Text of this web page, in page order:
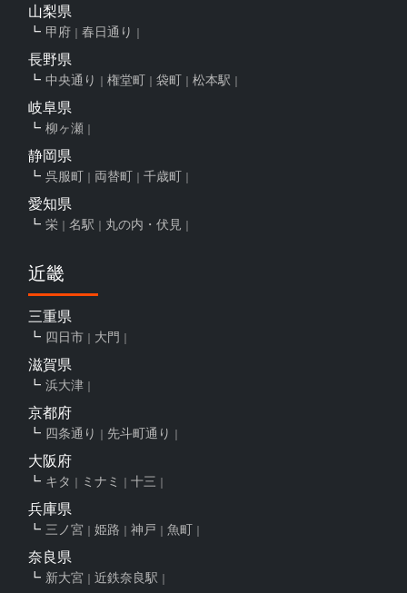
山梨県
甲府 春日通り
長野県
中央通り 権堂町 袋町 松本駅
岐阜県
柳ヶ瀬
静岡県
呉服町 両替町 千歳町
愛知県
栄 名駅 丸の内・伏見
近畿
三重県
四日市 大門
滋賀県
浜大津
京都府
四条通り 先斗町通り
大阪府
キタ ミナミ 十三
兵庫県
三ノ宮 姫路 神戸 魚町
奈良県
新大宮 近鉄奈良駅